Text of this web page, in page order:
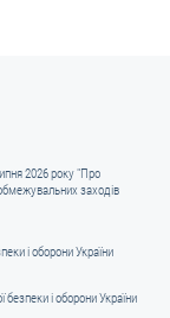
2026 року "Про
заходів
і оборони України
і оборони України